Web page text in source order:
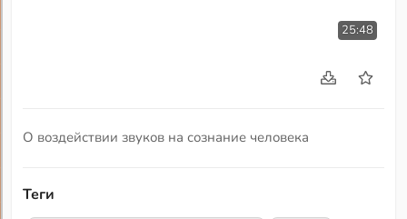
25:48
О воздействии звуков на сознание человека
Теги